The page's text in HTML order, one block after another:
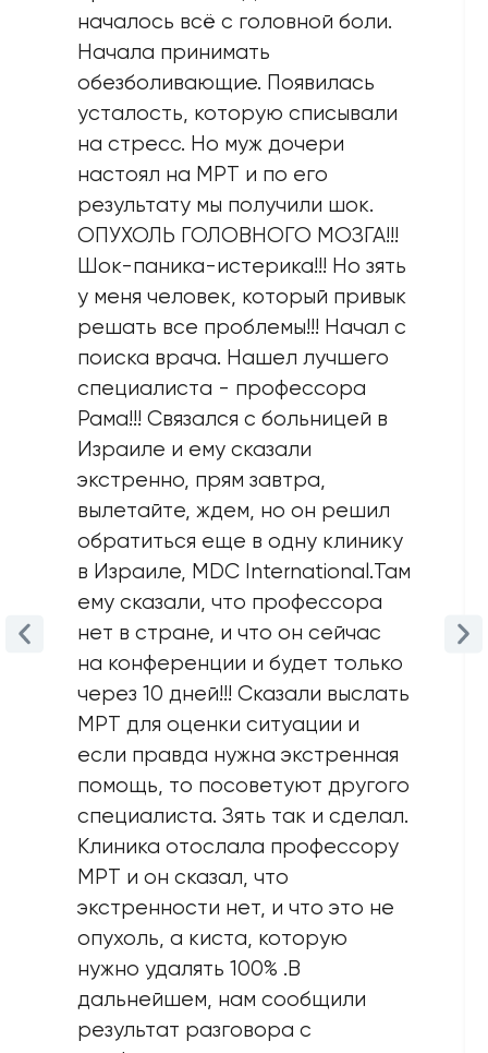
началось всё с головной боли.
Начала принимать
обезбoливающие. Появилась
усталость, которую списывали
на стресс. Но муж дочери
настоял на MPT и по его
результату мы получили шок.
ОПУХОЛЬ ГОЛОВНОГО МОЗГА!!!
Шок-паника-истерика!!! Но зять
у меня человек, который привык
решать все проблемы!!! Начал с
поиска врача. Нашел лучшего
специалиста - профессора
Рама!!! Связался с больницей в
Израиле и ему сказали
экстренно, прям завтра,
вылетайте, ждем, но он решил
обратиться еще в одну клинику
в Израиле, MDC International.Там
ему сказали, что профессора
нет в стране, и что он сейчас
на конференции и будет только
через 10 дней!!! Сказали выслать
MPT для оценки ситуации и
если правда нужна экстренная
помощь, то посоветуют другого
специалиста. Зять так и сделал.
Клиника отослала профессору
MPT и он сказал, что
экстренности нет, и что это не
опухоль, а киста, которую
нужно удалять 100% .В
дальнейшем, нам сообщили
результат разговора с